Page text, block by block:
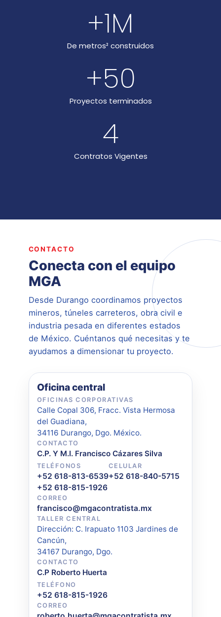
De metros² construidos
+1M
Proyectos terminados
+50
Contratos Vigentes
4
CONTACTO
Conecta con el equipo
MGA
Desde Durango coordinamos proyectos
mineros, túneles carreteros, obra civil e
industria pesada en diferentes estados
de México. Cuéntanos qué necesitas y te
ayudamos a dimensionar tu proyecto.
Oficina central
OFICINAS CORPORATIVAS
Calle Copal 306, Fracc. Vista Hermosa
del Guadiana,
34116 Durango, Dgo. México.
CONTACTO
C.P. Y M.I. Francisco Cázares Silva
TELÉFONOS
+52 618-813-6539
+52 618-815-1926
CELULAR
+52 618-840-5715
CORREO
francisco@mgacontratista.mx
TALLER CENTRAL
Dirección: C. Irapuato 1103 Jardines de
Cancún,
34167 Durango, Dgo.
CONTACTO
C.P Roberto Huerta
TELÉFONO
+52 618-815-1926
CORREO